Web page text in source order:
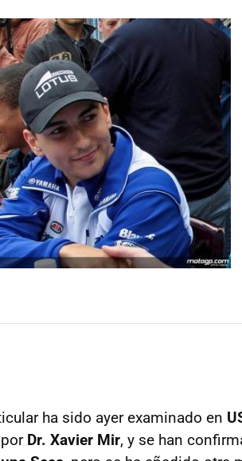
ha sido ayer examinado en
por Dr. Xavier Mir, y se han